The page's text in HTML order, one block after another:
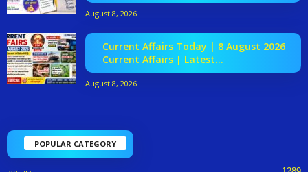
August 8, 2026
Current Affairs Today | 8 August 2026
Current Affairs | Latest...
August 8, 2026
POPULAR CATEGORY